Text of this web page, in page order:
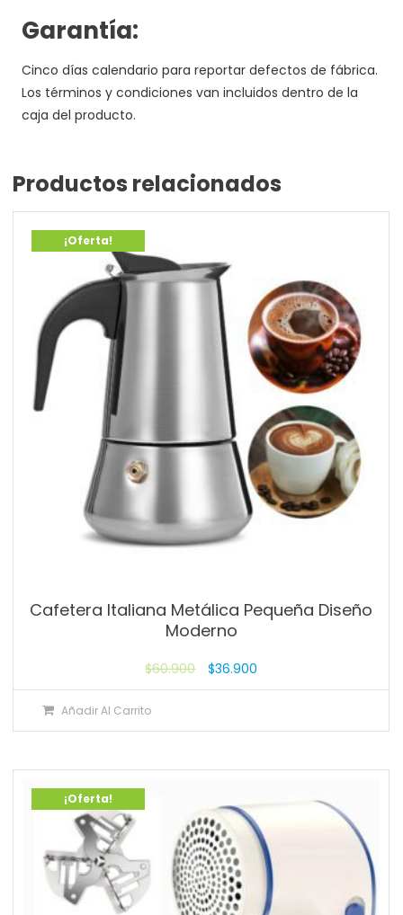
Garantía:
Cinco días calendario para reportar defectos de fábrica.
Los términos y condiciones van incluidos dentro de la
caja del producto.
Productos relacionados
¡Oferta!
Cafetera Italiana Metálica Pequeña Diseño
Moderno
$60.900 $36.900
Añadir Al Carrito
¡Oferta!